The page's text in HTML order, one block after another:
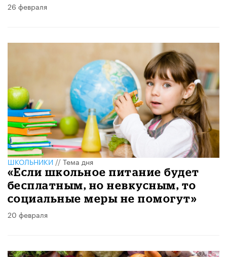
26 февраля
ШКОЛЬНИКИ//Тема дня
«Если школьное питание будет
бесплатным, но невкусным, то
социальные меры не помогут»
20 февраля